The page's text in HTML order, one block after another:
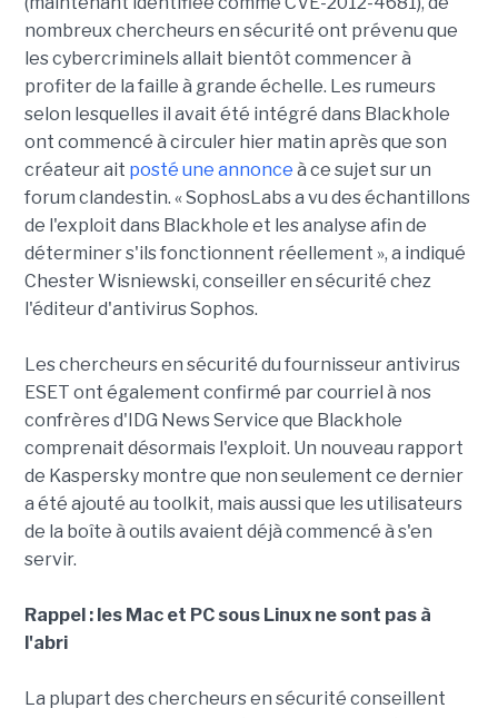
nombreux chercheurs en sécurité ont prévenu que
les cybercriminels allait bientôt commencer à
profiter de la faille à grande échelle. Les rumeurs
selon lesquelles il avait été intégré dans Blackhole
ont commencé à circuler hier matin après que son
créateur ait posté une annonce à ce sujet sur un
forum clandestin. « SophosLabs a vu des échantillons
de l'exploit dans Blackhole et les analyse afin de
déterminer s'ils fonctionnent réellement », a indiqué
Chester Wisniewski, conseiller en sécurité chez
l'éditeur d'antivirus Sophos.
Les chercheurs en sécurité du fournisseur antivirus
ESET ont également confirmé par courriel à nos
confrères d'IDG News Service que Blackhole
comprenait désormais l'exploit. Un nouveau rapport
de Kaspersky montre que non seulement ce dernier
a été ajouté au toolkit, mais aussi que les utilisateurs
de la boîte à outils avaient déjà commencé à s'en
servir.
Rappel : les Mac et PC sous Linux ne sont pas à
l'abri
La plupart des chercheurs en sécurité conseillent